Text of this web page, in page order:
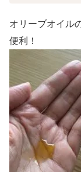
オリーブオイル
便利！